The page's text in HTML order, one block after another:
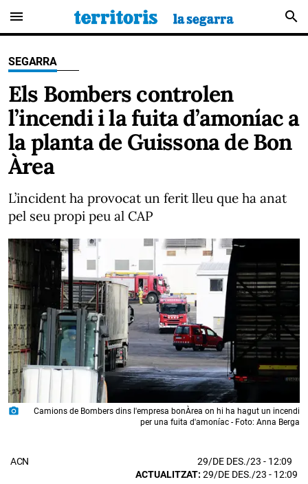
menu search
SEGARRA
Els Bombers controlen
l’incendi i la fuita d’amoníac a
la planta de Guissona de Bon
Àrea
L’incident ha provocat un ferit lleu que ha anat
pel seu propi peu al CAP
photo_camera
Camions de Bombers dins l'empresa bonÀrea on hi ha hagut un incendi
per una fuita d'amoníac - Foto: Anna Berga
ACN 29/DE DES./23 - 12:09
ACTUALITZAT: 29/DE DES./23 - 12:09